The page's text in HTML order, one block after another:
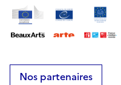
Nos partenaires